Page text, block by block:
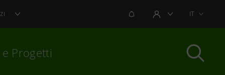
NOTIFICHEAREA UTENTEIT
e Progetti